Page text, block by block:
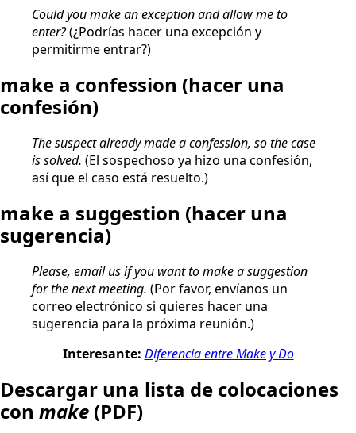
Could you make an exception and allow me to
enter?(¿Podrías hacer una excepción y
permitirme entrar?)
make a confession (hacer una
confesión)
The suspect already made a confession, so the case
is solved. (El sospechoso ya hizo una confesión,
así que el caso está resuelto.)
make a suggestion (hacer una
sugerencia)
Please, email us if you want to make a suggestion
for the next meeting. (Por favor, envíanos un
correo electrónico si quieres hacer una
sugerencia para la próxima reunión.)
Interesante: Diferencia entre Make y Do
Descargar una lista de colocaciones
con make (PDF)